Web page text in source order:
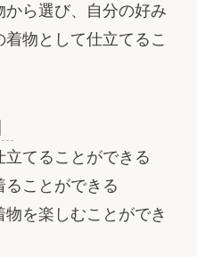
ら選び、自分の好み
物として仕立てるこ
立てることができる
ることができる
物を楽しむことができ